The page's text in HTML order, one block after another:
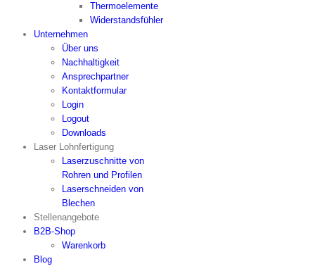
Thermoelemente
Widerstandsfühler
Unternehmen
Über uns
Nachhaltigkeit
Ansprechpartner
Kontaktformular
Login
Logout
Downloads
Laser Lohnfertigung
Laserzuschnitte von
Rohren und Profilen
Laserschneiden von
Blechen
Stellenangebote
B2B-Shop
Warenkorb
Blog